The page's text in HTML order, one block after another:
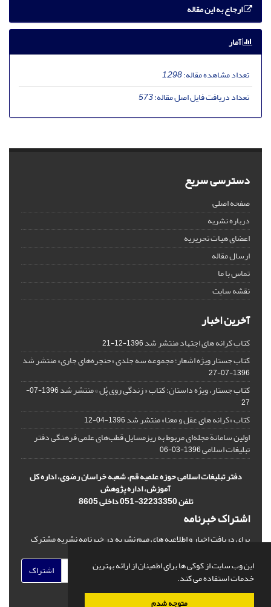
این وب سایت از کوکی ها برای اطمینان از ارائه بهترین
خدمات استفاده می کند.
متوجه شدم
ارجاع به این مقاله
آمار
تعداد مشاهده مقاله:1,298
تعداد دریافت فایل اصل مقاله:573
دسترسی سریع
صفحه اصلی
درباره نشریه
اعضای هیات تحریریه
ارسال مقاله
تماس با ما
نقشه سایت
آخرین اخبار
کتاب کرانه های اجتهاد منتشر شد1396-12-21
کتاب جستار ویژه اشعار؛ مجموعه سه جلدی «حنجره‌های جاری» منتشر شد
1396-07-27
کتاب جستار، ویژه داستان؛ کتاب « زندگی روی پُل » منتشر شد
1396-07-
27
کتاب «کرانه های عقل و معنا» منتشر شد1396-04-12
اولین سامانة مجله‌ای مربوط به ریزمسایل‌ قطب‌های علمی فرهنگی دفتر
تبلیغات اسلامی1396-03-06
دفتر تبلیغات اسلامی حوزه علمیه قم، شعبه خراسان رضوی، اداره کل
آموزش، اداره پژوهش
تلفن 32233350-051 داخلی 8605
اشتراک خبرنامه
برای دریافت اخبار و اطلاعیه های مهم نشریه در خبرنامه نشریه مشترک
اشتراک